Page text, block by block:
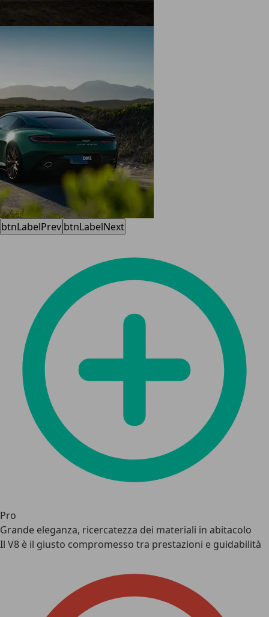
btnLabelPrev btnLabelNext
Pro
Grande eleganza, ricercatezza dei materiali in abitacolo
Il V8 è il giusto compromesso tra prestazioni e guidabilità